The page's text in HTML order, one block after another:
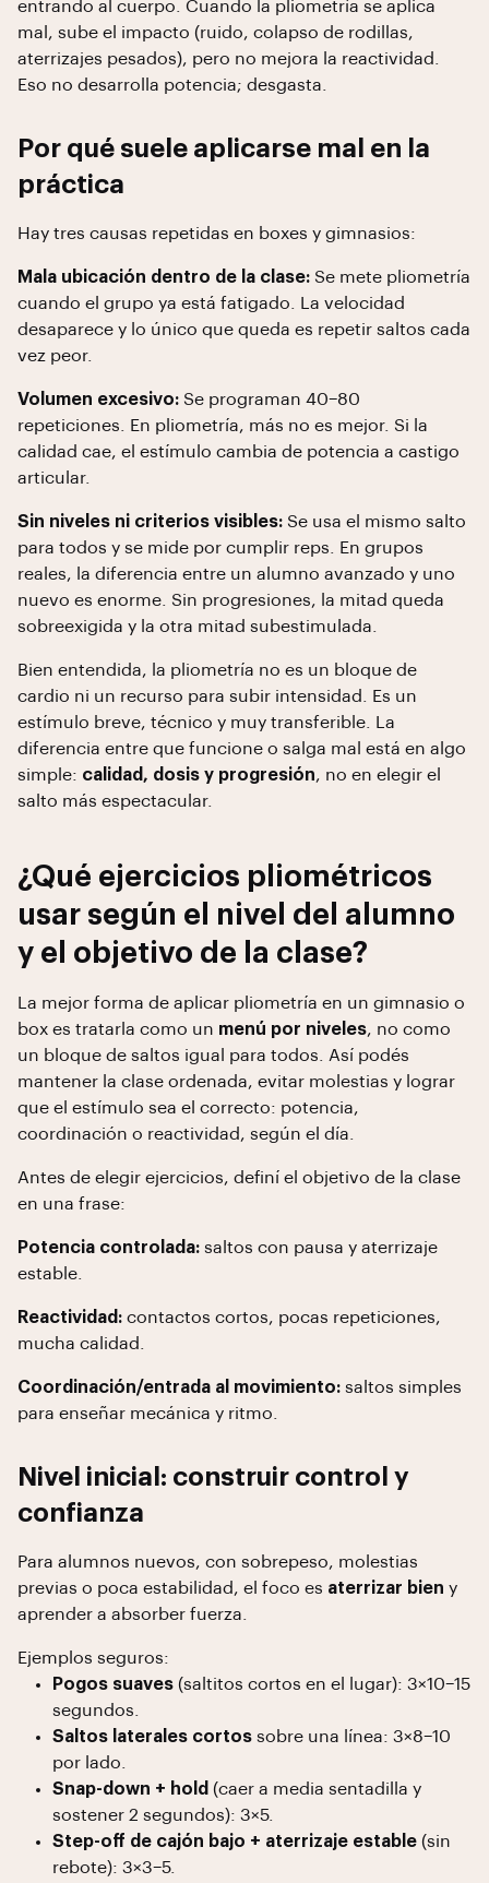
entrando al cuerpo. Cuando la pliometría se aplica
mal, sube el impacto (ruido, colapso de rodillas,
aterrizajes pesados), pero no mejora la reactividad.
Eso no desarrolla potencia; desgasta.
Por qué suele aplicarse mal en la
práctica
Hay tres causas repetidas en boxes y gimnasios:
Mala ubicación dentro de la clase: Se mete pliometría
cuando el grupo ya está fatigado. La velocidad
desaparece y lo único que queda es repetir saltos cada
vez peor.
Volumen excesivo: Se programan 40–80
repeticiones. En pliometría, más no es mejor. Si la
calidad cae, el estímulo cambia de potencia a castigo
articular.
Sin niveles ni criterios visibles: Se usa el mismo salto
para todos y se mide por cumplir reps. En grupos
reales, la diferencia entre un alumno avanzado y uno
nuevo es enorme. Sin progresiones, la mitad queda
sobreexigida y la otra mitad subestimulada.
Bien entendida, la pliometría no es un bloque de
cardio ni un recurso para subir intensidad. Es un
estímulo breve, técnico y muy transferible. La
diferencia entre que funcione o salga mal está en algo
simple: calidad, dosis y progresión, no en elegir el
salto más espectacular.
¿Qué ejercicios pliométricos
usar según el nivel del alumno
y el objetivo de la clase?
La mejor forma de aplicar pliometría en un gimnasio o
box es tratarla como un menú por niveles, no como
un bloque de saltos igual para todos. Así podés
mantener la clase ordenada, evitar molestias y lograr
que el estímulo sea el correcto: potencia,
coordinación o reactividad, según el día.
Antes de elegir ejercicios, definí el objetivo de la clase
en una frase:
Potencia controlada: saltos con pausa y aterrizaje
estable.
Reactividad: contactos cortos, pocas repeticiones,
mucha calidad.
Coordinación/entrada al movimiento: saltos simples
para enseñar mecánica y ritmo.
Nivel inicial: construir control y
confianza
Para alumnos nuevos, con sobrepeso, molestias
previas o poca estabilidad, el foco es aterrizar bien y
aprender a absorber fuerza.
Ejemplos seguros:
Pogos suaves (saltitos cortos en el lugar): 3×10–15
segundos.
Saltos laterales cortos sobre una línea: 3×8–10
por lado.
Snap-down + hold (caer a media sentadilla y
sostener 2 segundos): 3×5.
Step-off de cajón bajo + aterrizaje estable (sin
rebote): 3×3–5.